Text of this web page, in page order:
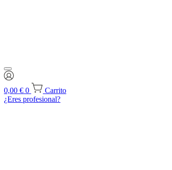
0,00 € 0
Carrito
¿Eres profesional?